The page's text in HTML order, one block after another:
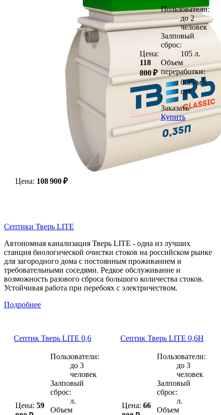
Цена: 108 900 ₽
Цена:
118
800 ₽
Пользователи:
до 2
человек
Залповый
сброс:
105 л.
Объем
переработки:
0.35 м3/
сут
Заказать
Купить
Септики Тверь LITE
Автономная канализация Тверь LITE - одна из лучших
станция биологической очистки стоков на российском рынке
для загородного дома с постоянным проживанием и
требовательными соседями. Редкое обслуживание и
возможность разового сброса большого количества стоков.
Устойчивая работа при перебоях с электричеством.
Подробнее
Септик Тверь LITE 0,6
Цена: 59
Пользователи:
до 3
человек
Залповый
сброс:
л.
Объем
Септик Тверь LITE 0,6Н
Цена: 66
Пользователи:
до 3
человек
Залповый
сброс:
л.
Объем